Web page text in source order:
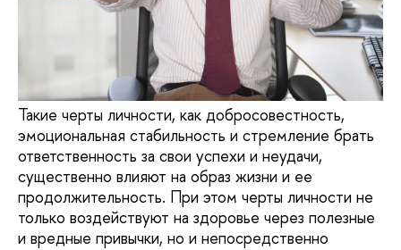
Такие черты личности, как добросовестность,
эмоциональная стабильность и стремление брать
ответственность за свои успехи и неудачи,
существенно влияют на образ жизни и ее
продолжительность. При этом черты личности не
только воздействуют на здоровье через полезные
и вредные привычки, но и непосредственно